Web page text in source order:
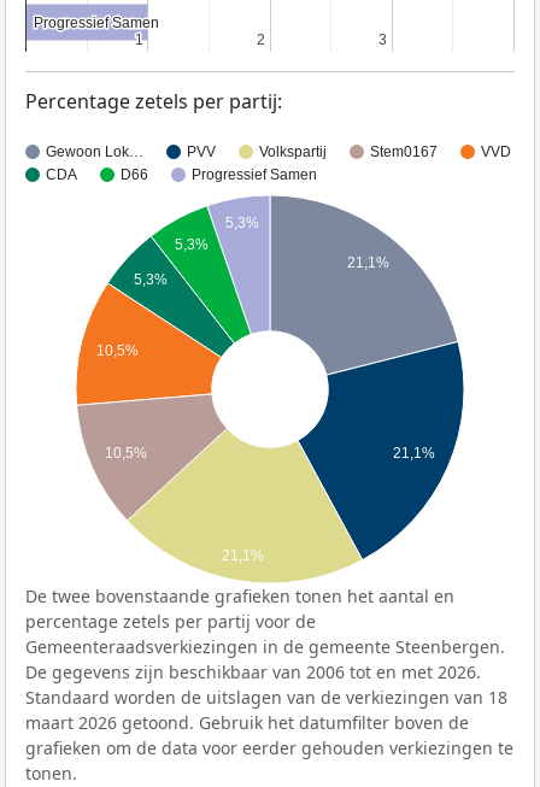
1
1 2
2 3
3
Progressief Samen
Progressief Samen
Percentage zetels per partij:
Gewoon Lok… PVV Volkspartij Stem0167
VVD
CDA
D66 Progressief Samen
21,1%
21,1%
5,3%
5,3%
5,3%
10,5%
10,5%
21,1%
De twee bovenstaande grafieken tonen het aantal en
percentage zetels per partij voor de
Gemeenteraadsverkiezingen in de gemeente Steenbergen.
De gegevens zijn beschikbaar van 2006 tot en met 2026.
Standaard worden de uitslagen van de verkiezingen van 18
maart 2026 getoond. Gebruik het datumfilter boven de
grafieken om de data voor eerder gehouden verkiezingen te
tonen.